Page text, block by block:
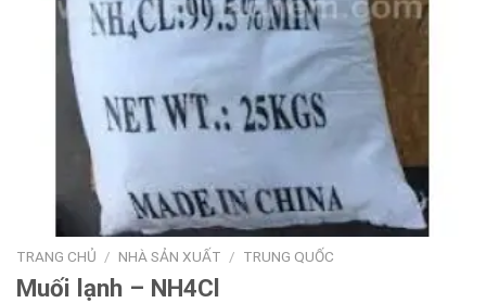
TRANG CHỦ / NHÀ SẢN XUẤT / TRUNG QUỐC
Muối lạnh – NH4Cl